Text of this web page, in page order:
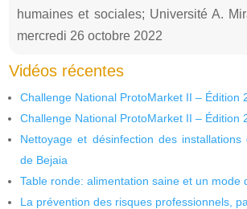
humaines et sociales; Université A.
mercredi 26 octobre 2022
Vidéos récentes
Challenge National ProtoMarket II – Édition
Challenge National ProtoMarket II – Édition
Nettoyage et désinfection des installations
de Bejaia
Table ronde: alimentation saine et un mode
La prévention des risques professionnels,